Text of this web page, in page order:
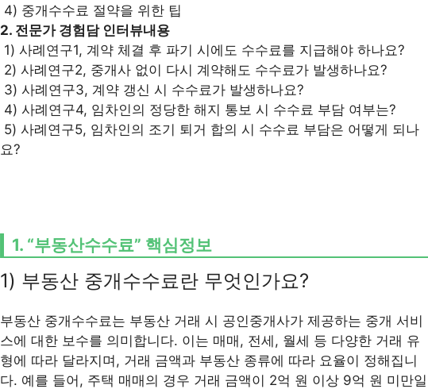
4) 중개수수료 절약을 위한 팁
2. 전문가 경험담 인터뷰내용
1) 사례연구1, 계약 체결 후 파기 시에도 수수료를 지급해야 하나요?
2) 사례연구2, 중개사 없이 다시 계약해도 수수료가 발생하나요?
3) 사례연구3, 계약 갱신 시 수수료가 발생하나요?
4) 사례연구4, 임차인의 정당한 해지 통보 시 수수료 부담 여부는?
5) 사례연구5, 임차인의 조기 퇴거 합의 시 수수료 부담은 어떻게 되나
요?
1. “부동산수수료” 핵심정보
1) 부동산 중개수수료란 무엇인가요?
부동산 중개수수료는 부동산 거래 시 공인중개사가 제공하는 중개 서비
스에 대한 보수를 의미합니다. 이는 매매, 전세, 월세 등 다양한 거래 유
형에 따라 달라지며, 거래 금액과 부동산 종류에 따라 요율이 정해집니
다. 예를 들어, 주택 매매의 경우 거래 금액이 2억 원 이상 9억 원 미만일